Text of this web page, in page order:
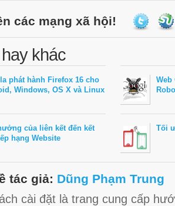
các mạng xã hội!
khác
phát hành Firefox 16 cho
Windows, OS X và Linux
Web
của liên kết đến kết
hạng Website
Tối
tác giả: Dũng Phạm Trung
cài đặt là trang cung cấp